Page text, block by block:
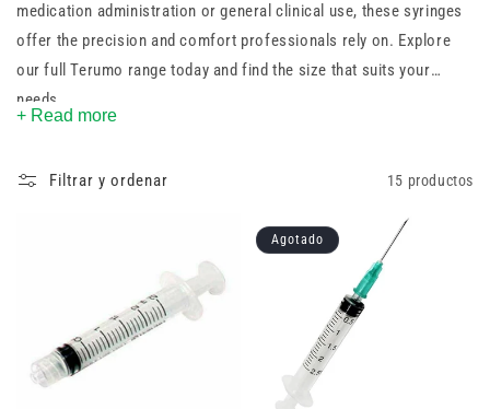
medication administration or general clinical use, these syringes
offer the precision and comfort professionals rely on. Explore
our full Terumo range today and find the size that suits your
needs.
+ Read more
Filtrar y ordenar 15 productos
Agotado